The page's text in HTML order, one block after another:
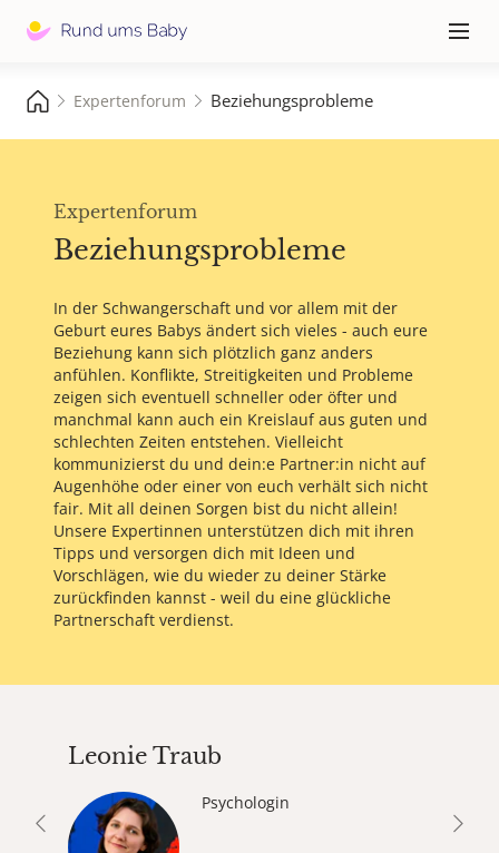
≡
Expertenforum Beziehungsprobleme
Expertenforum
Beziehungsprobleme
In der Schwangerschaft und vor allem mit der
Geburt eures Babys ändert sich vieles - auch eure
Beziehung kann sich plötzlich ganz anders
anfühlen. Konflikte, Streitigkeiten und Probleme
zeigen sich eventuell schneller oder öfter und
manchmal kann auch ein Kreislauf aus guten und
schlechten Zeiten entstehen. Vielleicht
kommunizierst du und dein:e Partner:in nicht auf
Augenhöhe oder einer von euch verhält sich nicht
fair. Mit all deinen Sorgen bist du nicht allein!
Unsere Expertinnen unterstützen dich mit ihren
Tipps und versorgen dich mit Ideen und
Vorschlägen, wie du wieder zu deiner Stärke
zurückfinden kannst - weil du eine glückliche
Partnerschaft verdienst.
zurück
Leonie Traub
Psychologin
vor